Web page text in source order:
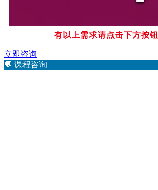
有以上需求请点击下方按钮
立即咨询
💬 课程咨询